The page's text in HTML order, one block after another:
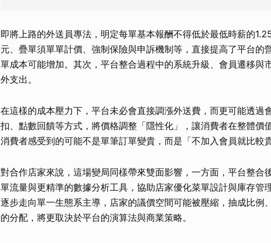
即將上路的外送員專法，明定每單基本報酬不得低於最低時薪的
元、疊單須單單計價、強制保險與申訴機制等，直接提高了平台的
單成本可能增加。其次，平台整合過程中的系統升級、會員遷移與
外支出。
在這樣的成本壓力下，平台未必會直接調漲外送費，而更可能透過
扣、點數回饋等方式，將價格調整「隱性化」，讓消費者在整體價
消費者感受到的可能不是單筆訂單變貴，而是「不加入會員就比較
對合作店家來說，這場變局同樣帶來雙面影響，一方面，平台整合
單流量與更精準的數據分析工具，協助店家優化菜單設計與庫存管
逐步走向單一生態系主導，店家的議價空間可能被壓縮，抽成比例
的分配，將更取決於平台的演算法與商業策略。